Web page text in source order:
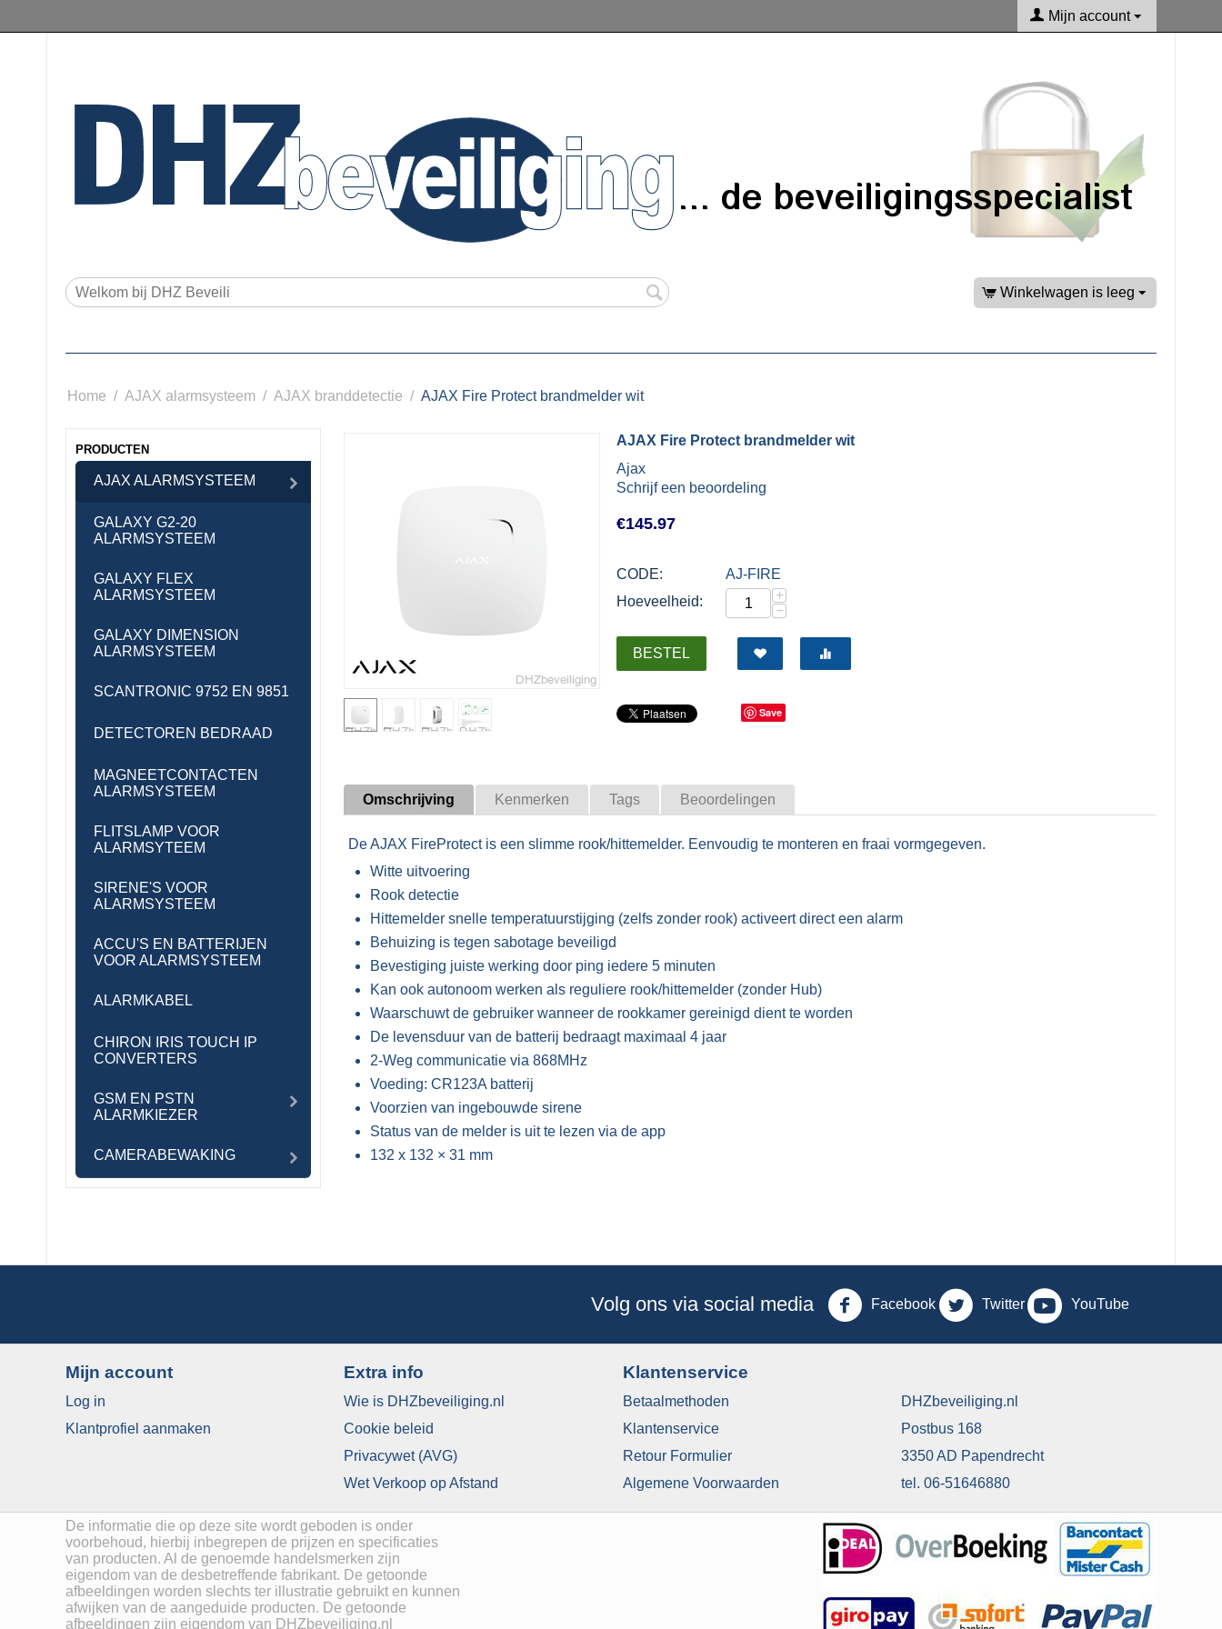
Mijn account
Winkelwagen is leeg
Home / AJAX alarmsysteem / AJAX branddetectie / AJAX Fire Protect brandmelder wit
PRODUCTEN
AJAX ALARMSYSTEEM
GALAXY G2-20
ALARMSYSTEEM
GALAXY FLEX
ALARMSYSTEEM
GALAXY DIMENSION
ALARMSYSTEEM
SCANTRONIC 9752 EN 9851
DETECTOREN BEDRAAD
MAGNEETCONTACTEN
ALARMSYSTEEM
FLITSLAMP VOOR
ALARMSYTEEM
SIRENE'S VOOR
ALARMSYSTEEM
ACCU'S EN BATTERIJEN
VOOR ALARMSYSTEEM
ALARMKABEL
CHIRON IRIS TOUCH IP
CONVERTERS
GSM EN PSTN
ALARMKIEZER
CAMERABEWAKING
AJAX Fire Protect brandmelder wit
Ajax
Schrijf een beoordeling
€145.97
CODE:
AJ-FIRE
Hoeveelheid:
+
−
BESTEL
Save
Omschrijving Kenmerken Tags Beoordelingen
De AJAX FireProtect is een slimme rook/hittemelder. Eenvoudig te monteren en fraai vormgegeven.
Witte uitvoering
Rook detectie
Hittemelder snelle temperatuurstijging (zelfs zonder rook) activeert direct een alarm
Behuizing is tegen sabotage beveiligd
Bevestiging juiste werking door ping iedere 5 minuten
Kan ook autonoom werken als reguliere rook/hittemelder (zonder Hub)
Waarschuwt de gebruiker wanneer de rookkamer gereinigd dient te worden
De levensduur van de batterij bedraagt maximaal 4 jaar
2-Weg communicatie via 868MHz
Voeding: CR123A batterij
Voorzien van ingebouwde sirene
Status van de melder is uit te lezen via de app
132 х 132 × 31 mm
Volg ons via social media Facebook Twitter YouTube
Mijn account
Log in
Klantprofiel aanmaken
Extra info
Wie is DHZbeveiliging.nl
​Cookie beleid
​Privacywet (AVG)
Wet Verkoop op Afstand
Klantenservice
Betaalmethoden
​Klantenservice
Retour Formulier
Algemene Voorwaarden
DHZbeveiliging.nl
Postbus 168
3350 AD Papendrecht
tel. 06-51646880
De informatie die op deze site wordt geboden is onder
voorbehoud, hierbij inbegrepen de prijzen en specificaties
van producten. Al de genoemde handelsmerken zijn
eigendom van de desbetreffende fabrikant. De getoonde
afbeeldingen worden slechts ter illustratie gebruikt en kunnen
afwijken van de aangeduide producten. De getoonde
afbeeldingen zijn eigendom van DHZbeveiliging.nl